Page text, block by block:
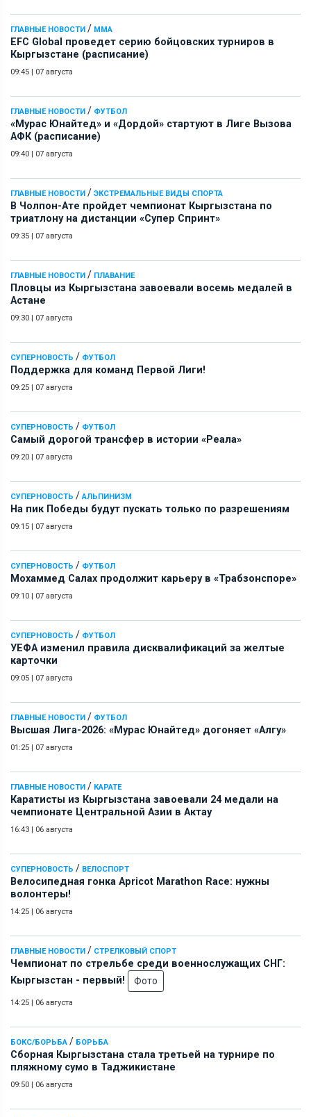
ГЛАВНЫЕ НОВОСТИ / ММА
EFC Global проведет серию бойцовских турниров в
Кыргызстане (расписание)
09:45 07 августа
ГЛАВНЫЕ НОВОСТИ / ФУТБОЛ
«Мурас Юнайтед» и «Дордой» стартуют в Лиге Вызова
АФК (расписание)
09:40 07 августа
ГЛАВНЫЕ НОВОСТИ / ЭКСТРЕМАЛЬНЫЕ ВИДЫ СПОРТА
В Чолпон-Ате пройдет чемпионат Кыргызстана по
триатлону на дистанции «Супер Спринт»
09:35 07 августа
ГЛАВНЫЕ НОВОСТИ / ПЛАВАНИЕ
Пловцы из Кыргызстана завоевали восемь медалей в
Астане
09:30 07 августа
СУПЕРНОВОСТЬ / ФУТБОЛ
Поддержка для команд Первой Лиги!
09:25 07 августа
СУПЕРНОВОСТЬ / ФУТБОЛ
Самый дорогой трансфер в истории «Реала»
09:20 07 августа
СУПЕРНОВОСТЬ /АЛЬПИНИЗМ
На пик Победы будут пускать только по разрешениям
09:15 07 августа
СУПЕРНОВОСТЬ / ФУТБОЛ
Мохаммед Салах продолжит карьеру в «Трабзонспоре»
09:10 07 августа
СУПЕРНОВОСТЬ / ФУТБОЛ
УЕФА изменил правила дисквалификаций за желтые
карточки
09:05 07 августа
ГЛАВНЫЕ НОВОСТИ / ФУТБОЛ
Высшая Лига-2026: «Мурас Юнайтед» догоняет «Алгу»
01:25 07 августа
ГЛАВНЫЕ НОВОСТИ / КАРАТЕ
Каратисты из Кыргызстана завоевали 24 медали на
чемпионате Центральной Азии в Актау
16:43 06 августа
СУПЕРНОВОСТЬ / ВЕЛОСПОРТ
Велосипедная гонка Apricot Marathon Race: нужны
волонтеры!
14:25 06 августа
ГЛАВНЫЕ НОВОСТИ / СТРЕЛКОВЫЙ СПОРТ
Чемпионат по стрельбе среди военнослужащих СНГ:
Кыргызстан - первый!
Фото
14:25 06 августа
БОКС/БОРЬБА / БОРЬБА
Сборная Кыргызстана стала третьей на турнире по
пляжному сумо в Таджикистане
09:50 06 августа